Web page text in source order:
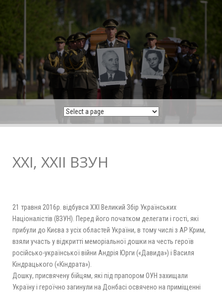
XXI, ХХІІ ВЗУН
21 травня 2016р. відбувся ХХІ Великий Збір Українських
Націоналістів (ВЗУН). Перед його початком делегати і гості, які
прибули до Києва з усіх областей України, в тому числі з АР Крим,
взяли участь у відкритті меморіальної дошки на честь героїв
російсько-української війни Андрія Юрги («Давида») і Василя
Кіндрацького («Кіндрата»).
Дошку, присвячену бійцям, які під прапором ОУН захищали
Україну і героїчно загинули на Донбасі освячено на приміщенні